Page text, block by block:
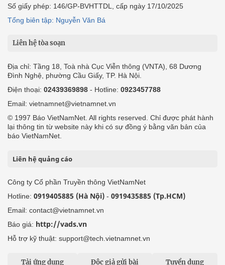
Số giấy phép: 146/GP-BVHTTDL, cấp ngày 17/10/2025
Tổng biên tập: Nguyễn Văn Bá
Liên hệ tòa soạn
Địa chỉ: Tầng 18, Toà nhà Cục Viễn thông (VNTA), 68 Dương
Đình Nghệ, phường Cầu Giấy, TP. Hà Nội.
Điện thoại: 02439369898 - Hotline: 0923457788
Email: vietnamnet@vietnamnet.vn
© 1997 Báo VietNamNet. All rights reserved. Chỉ được phát hành
lại thông tin từ website này khi có sự đồng ý bằng văn bản của
báo VietNamNet.
Liên hệ quảng cáo
Công ty Cổ phần Truyền thông VietNamNet
Hotline: 0919405885 (Hà Nội) - 0919435885 (Tp.HCM)
Email: contact@vietnamnet.vn
Báo giá: http://vads.vn
Hỗ trợ kỹ thuật: support@tech.vietnamnet.vn
Tải ứng dụng Độc giả gửi bài Tuyển dụng